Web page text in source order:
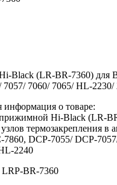
Black (LR-BR-7360) для
7057/ 7060/ 7065/ HL-2230/
информация о товаре:
Hi-Black (LR-
термозакрепления в
DCP-7055/ DCP-
2240
BR-7360